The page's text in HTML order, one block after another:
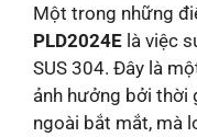
Một trong những
PLD2024E là việc
SUS 304. Đây là
ảnh hưởng bởi thời
ngoài bắt mắt, mà